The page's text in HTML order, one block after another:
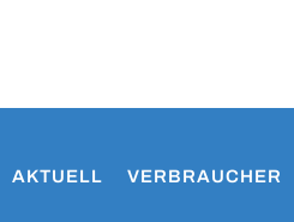
AKTUELL VERBRAUCHER